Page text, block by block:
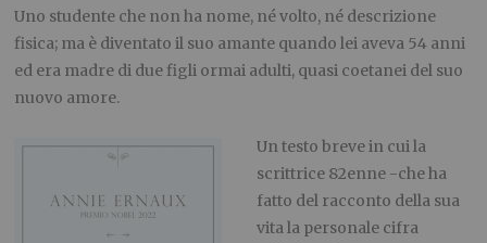
Uno studente che non ha nome, névolto, né descrizione
fisica; ma è diventato il suo amante quando lei aveva 54 anni
ed era madre di due figli ormai adulti, quasi coetanei del suo
nuovo amore.
Un testo breve in cui la
scrittrice 82enne -che ha
fatto del racconto della sua
vita la personalecifra